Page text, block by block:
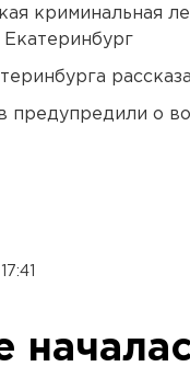
криминальная
Екатеринбург
предупредили о